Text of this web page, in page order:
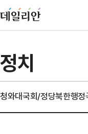
정치
청와대국회/정당북한행정